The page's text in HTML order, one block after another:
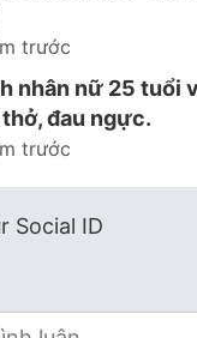
trước
nhân nữ 25 tuổi
đau ngực.
trước
Social ID